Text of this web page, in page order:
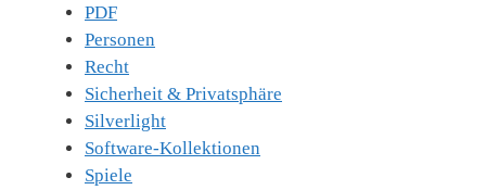
PDF
Personen
Recht
Sicherheit & Privatsphäre
Silverlight
Software-Kollektionen
Spiele